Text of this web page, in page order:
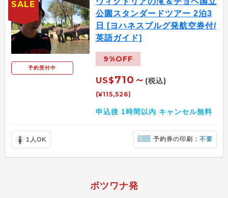
予約受付中
公園スタンダードツアー 2泊3
日 [ヨハネスブルグ発航空券付/
英語ガイド]
9%OFF
US$710～ (税込)
(¥115,526)
申込後 1時間以内 キャンセル無料
1人OK 予約券の印刷：不要
SALE
ボツワナ発